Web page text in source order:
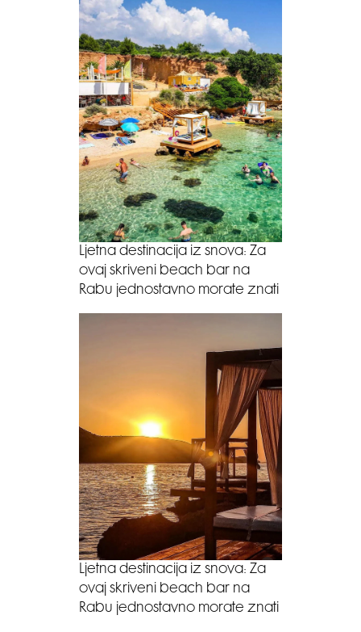
Ljetna destinacija iz snova: Za
ovaj skriveni beach bar na
Rabu jednostavno morate znati
Ljetna destinacija iz snova: Za
ovaj skriveni beach bar na
Rabu jednostavno morate znati